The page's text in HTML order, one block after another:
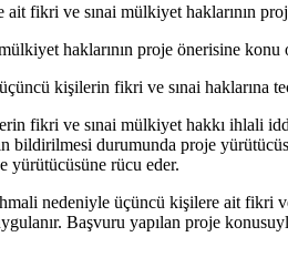
fikri ve sınai mülkiyet haklarının
haklarının proje önerisine konu
kişilerin fikri ve sınai haklarına
ve sınai mülkiyet hakkı ihlali
bildirilmesi durumunda proje
yürütücüsüne rücu eder.
nedeniyle üçüncü kişilere ait fikri
Başvuru yapılan proje